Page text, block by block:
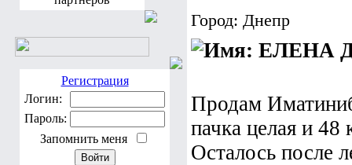
Регистрация
Логин:
Пароль:
Запомнить меня
Город: Днепр
Продам
пачка целая и 48
Осталось после